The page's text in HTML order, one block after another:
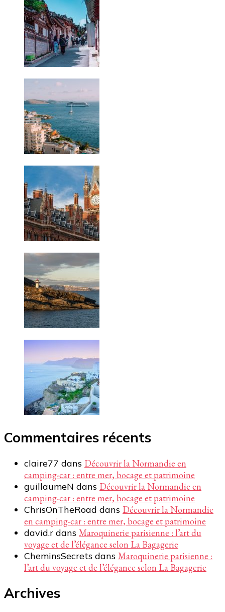
Commentaires récents
claire77 dans Découvrir la Normandie en
camping-car : entre mer, bocage et patrimoine
guillaumeN dans Découvrir la Normandie en
camping-car : entre mer, bocage et patrimoine
ChrisOnTheRoad dans Découvrir la Normandie
en camping-car : entre mer, bocage et patrimoine
david.r dans Maroquinerie parisienne : l’art du
voyage et de l’élégance selon La Bagagerie
CheminsSecrets dans Maroquinerie parisienne :
l’art du voyage et de l’élégance selon La Bagagerie
Archives